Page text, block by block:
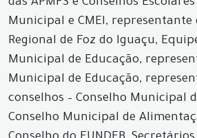
das APMFS e Conselhos
Municipal e CMEI, representante
Regional de Foz do Iguaçu,
Municipal de Educação,
Municipal de Educação,
conselhos – Conselho Municipal
Conselho Municipal de